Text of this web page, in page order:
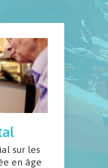
sur les
en âge